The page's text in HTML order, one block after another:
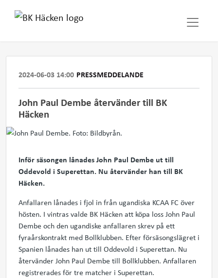
2024-06-03 14:00 PRESSMEDDELANDE
John Paul Dembe återvänder till BK
Häcken
Inför säsongen lånades John Paul Dembe ut till
Oddevold i Superettan. Nu återvänder han till BK
Häcken.
Anfallaren lånades i fjol in från ugandiska KCAA FC över
hösten. I vintras valde BK Häcken att köpa loss John Paul
Dembe och den ugandiske anfallaren skrev på ett
fyraårskontrakt med Bollklubben. Efter försäsongslägret i
Spanien lånades han ut till Oddevold i Superettan. Nu
återvänder John Paul Dembe till Bollklubben. Anfallaren
registrerades för tre matcher i Superettan.